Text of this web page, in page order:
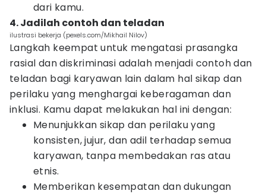
dari kamu.
4. Jadilah contoh dan teladan
ilustrasi bekerja (pexels.com/Mikhail Nilov)
Langkah keempat untuk mengatasi prasangka
rasial dan diskriminasi adalah menjadi contoh dan
teladan bagi karyawan lain dalam hal sikap dan
perilaku yang menghargai keberagaman dan
inklusi. Kamu dapat melakukan hal ini dengan:
Menunjukkan sikap dan perilaku yang
konsisten, jujur, dan adil terhadap semua
karyawan, tanpa membedakan ras atau
etnis.
Memberikan kesempatan dan dukungan